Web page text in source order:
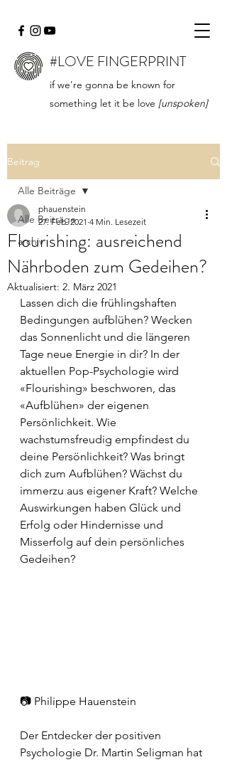
#LOVE FINGERPRINT
if we're gonna be known for
something let it be love [unspoken]
Beitrag
Alle Beiträge
archiv
Alle Beiträge
Flourishing: ausreichend
Nährboden zum Gedeihen?
phauenstein
27. Feb. 2021 4 Min. Lesezeit
Aktualisiert: 2. März 2021
Lassen dich die frühlingshaften
Bedingungen aufblühen? Wecken
das Sonnenlicht und die längeren
Tage neue Energie in dir? In der
aktuellen Pop-Psychologie wird
«Flourishing» beschworen, das
«Aufblühen» der eigenen
Persönlichkeit. Wie
wachstumsfreudig empfindest du
deine Persönlichkeit? Was bringt
dich zum Aufblühen? Wächst du
immerzu aus eigener Kraft? Welche
Auswirkungen haben Glück und
Erfolg oder Hindernisse und
Misserfolg auf dein persönliches
Gedeihen?
📷 Philippe Hauenstein
Der Entdecker der positiven
Psychologie Dr. Martin Seligman hat